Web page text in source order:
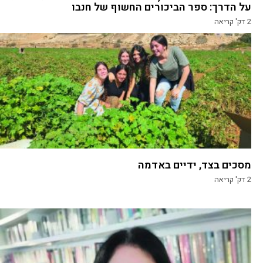
על הדרך: ספר הביכורים החשוף של חנבו
2דק' קריאה
מסכים בצד, ידיים באדמה
2דק' קריאה